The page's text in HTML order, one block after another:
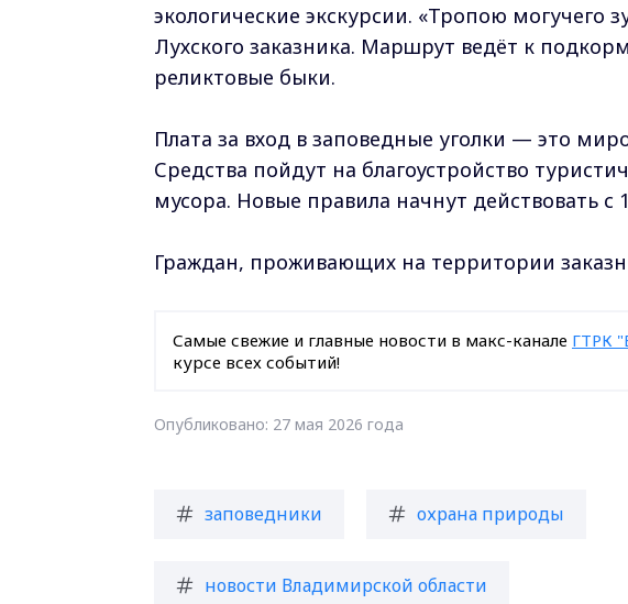
экологические экскурсии. «Тропою могучего
Лухского заказника. Маршрут ведёт к
реликтовые быки.
Плата за вход в заповедные уголки — это
Средства пойдут на благоустройство
мусора. Новые правила начнут действовать с
Граждан, проживающих на территории
Самые свежие и главные новости в макс-канале ГТРК
курсе всех событий!
Опубликовано: 27 мая 2026 года
заповедники охрана природы
новости Владимирской области